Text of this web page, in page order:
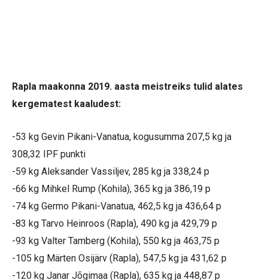
Rapla maakonna 2019. aasta meistreiks tulid alates
kergematest kaaludest:
-53 kg Gevin Pikani-Vanatua, kogusumma 207,5 kg ja
308,32 IPF punkti
-59 kg Aleksander Vassiljev, 285 kg ja 338,24 p
-66 kg Mihkel Rump (Kohila), 365 kg ja 386,19 p
-74 kg Germo Pikani-Vanatua, 462,5 kg ja 436,64 p
-83 kg Tarvo Heinroos (Rapla), 490 kg ja 429,79 p
-93 kg Valter Tamberg (Kohila), 550 kg ja 463,75 p
-105 kg Märten Osijärv (Rapla), 547,5 kg ja 431,62 p
-120 kg Janar Jõgimaa (Rapla), 635 kg ja 448,87 p